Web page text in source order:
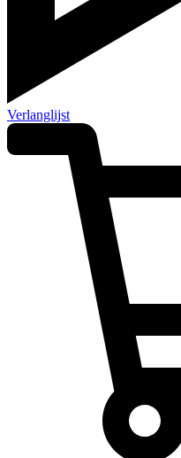
Verlanglijst